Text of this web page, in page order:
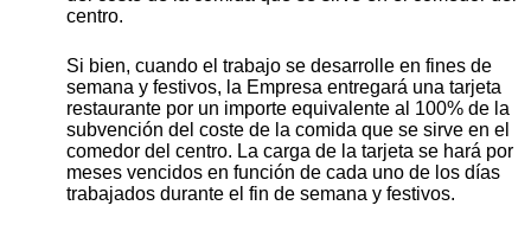
centro.
Si bien, cuando el trabajo se desarrolle en fines de
semana y festivos, la Empresa entregará una tarjeta
restaurante por un importe equivalente al 100% de la
subvención del coste de la comida que se sirve en el
comedor del centro. La carga de la tarjeta se hará por
meses vencidos en función de cada uno de los días
trabajados durante el fin de semana y festivos.